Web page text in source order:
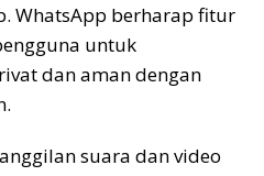
WhatsApp berharap fitur
untuk
dan aman dengan
suara dan video